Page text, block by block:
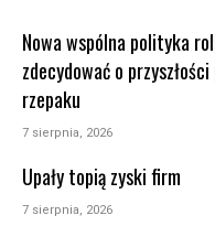
Nowa wspólna polityka
zdecydować o
rzepaku
7 sierpnia, 2026
Upały topią zyski firm
7 sierpnia, 2026